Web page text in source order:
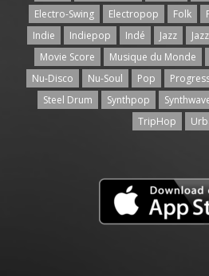
Electro-Swing
Electropop Folk
Indie
Indiepop Indé Jazz
Movie Score
Musique du Monde
Nu-Disco
Nu-Soul Pop
Steel Drum
Synthpop
TripHop